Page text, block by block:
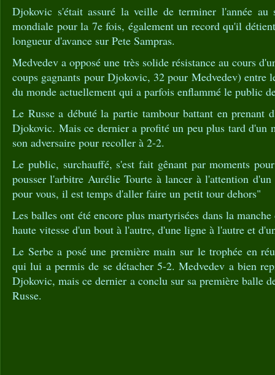
Djokovic s'était assuré la veille de terminer l'année au
mondiale pour la 7e fois, également un record qu'il
longueur d'avance sur Pete Sampras.
Medvedev a opposé une très solide résistance au cours
coups gagnants pour Djokovic, 32 pour Medvedev) entre
du monde actuellement qui a parfois enflammé le public
Le Russe a débuté la partie tambour battant en prenant
Djokovic. Mais ce dernier a profité un peu plus tard d'un
son adversaire pour recoller à 2-2.
Le public, surchauffé, s'est fait gênant par moments
pousser l'arbitre Aurélie Tourte à lancer à l'attention d'un
pour vous, il est temps d'aller faire un petit tour dehors"
Les balles ont été encore plus martyrisées dans la
haute vitesse d'un bout à l'autre, d'une ligne à l'autre et
Le Serbe a posé une première main sur le trophée en
qui lui a permis de se détacher 5-2. Medvedev a bien
Djokovic, mais ce dernier a conclu sur sa première balle
Russe.